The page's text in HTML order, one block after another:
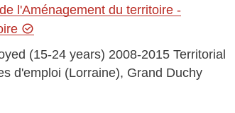
l'Aménagement du territoire -
(15-24 years) 2008-2015 Territorial
d'emploi (Lorraine), Grand Duchy